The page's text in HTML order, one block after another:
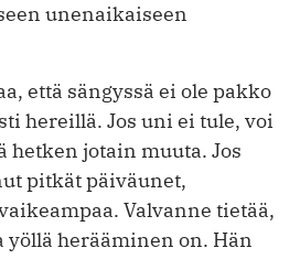
unenaikaiseen
että sängyssä ei ole pakko
hereillä. Jos uni ei tule, voi
hetken jotain muuta. Jos
pitkät päiväunet,
Valvanne tietää,
herääminen on. Hän